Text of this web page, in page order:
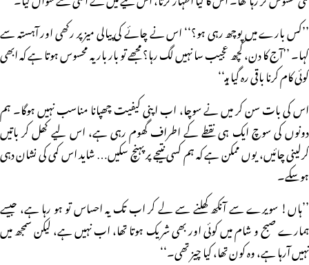
’’کس بارے میں پوچھ رہی ہو؟‘‘ اس نے چائے کی پیالی میز پر رکھی اور آہستہ سے
کہا۔ ’’آج کا دن، کچھ عجیب سا نہیں لگ رہا؟ مجھے تو بار بار یہ محسوس ہوتا ہے کہ ابھی
کوئی کام کرنا باقی رہ گیا ہیـ‘‘
اس کی بات سن کر میں نے سوچا، اب اپنی کیفیت چھپانا مناسب نہیں ہوگا۔ ہم
دونوں کی سوچ ایک ہی نقطے کے اطراف گھوم رہی ہے، اس لیے کھل کر باتیں
کرلینی چائیں، یوں ممکن ہے کہ ہم کسی نتیجے پر پہنچ سکیں… شاید اس کمی کی نشان دہی
ہوسکے۔
’’ہاں! سویرے سے آنکھ کھلنے سے لے کر اب تک یہ احساس تو ہو رہا ہے، جیسے
ہمارے صبح و شام میں کوئی اور بھی شریک ہوتا تھا، اب نہیں ہے، لیکن سمجھ میں
نہیں آرہا ہے، وہ کون تھا، کیا چیز تھی۔‘‘